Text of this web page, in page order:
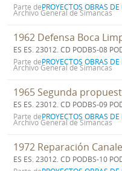
Parte dePROYECTOS OBRAS
Archivo General de Simancas
1962 Defensa Boca
ES ES. 23012. CD PODBS-08
Parte dePROYECTOS OBRAS
Archivo General de Simancas
1965 Segunda
ES ES. 23012. CD PODBS-09
Parte dePROYECTOS OBRAS
Archivo General de Simancas
1972 Reparación
ES ES. 23012. CD PODBS-10